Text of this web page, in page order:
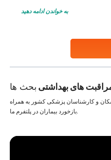
challenges and help couples
collected, they process the
به خواندن ادامه دهید
های بهداشتی بحث ها
و کارشناسان پزشکی کشور به همراه
بازخورد بیماران در پلتفرم ما.